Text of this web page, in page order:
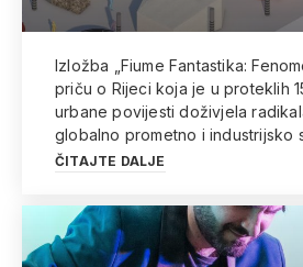
Izložba „Fiume Fantastika:
priču o Rijeci koja je u proteklih
urbane povijesti doživjela
globalno prometno i industrijsko
ČITAJTE DALJE